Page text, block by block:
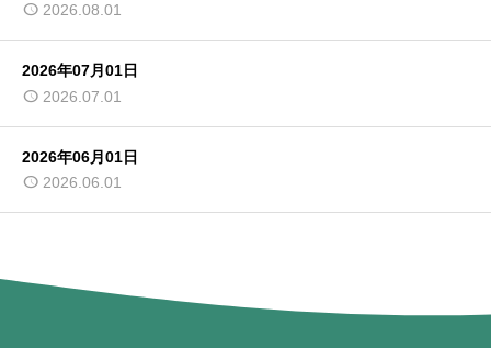
2026.08.01
2026年07月01日
2026.07.01
2026年06月01日
2026.06.01